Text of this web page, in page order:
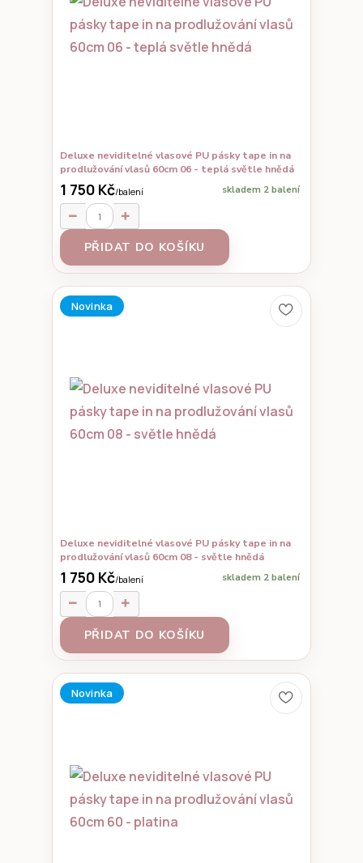
Deluxe neviditelné vlasové PU pásky tape in na
prodlužování vlasů 60cm 06 - teplá světle hnědá
1 750 Kč/balení skladem 2 balení
PŘIDAT DO KOŠÍKU
Novinka
Deluxe neviditelné vlasové PU pásky tape in na
prodlužování vlasů 60cm 08 - světle hnědá
1 750 Kč/balení skladem 2 balení
PŘIDAT DO KOŠÍKU
Novinka